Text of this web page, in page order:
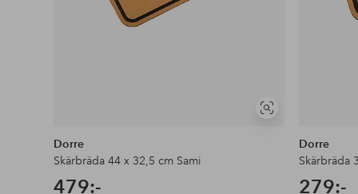
Visa
Dorre
Skärbräda 44 x 32,5 cm Sami
479:-
Dorre
Skärbräda
279:-